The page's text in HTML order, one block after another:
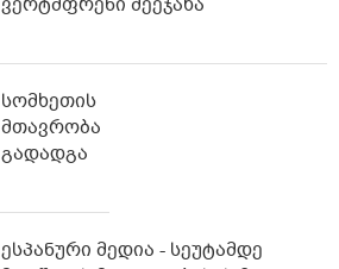
სომხეთის
მთავრობა
გადადგა
ესპანური მედია - სეუტამდე